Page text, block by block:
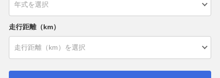
走行距離（km）